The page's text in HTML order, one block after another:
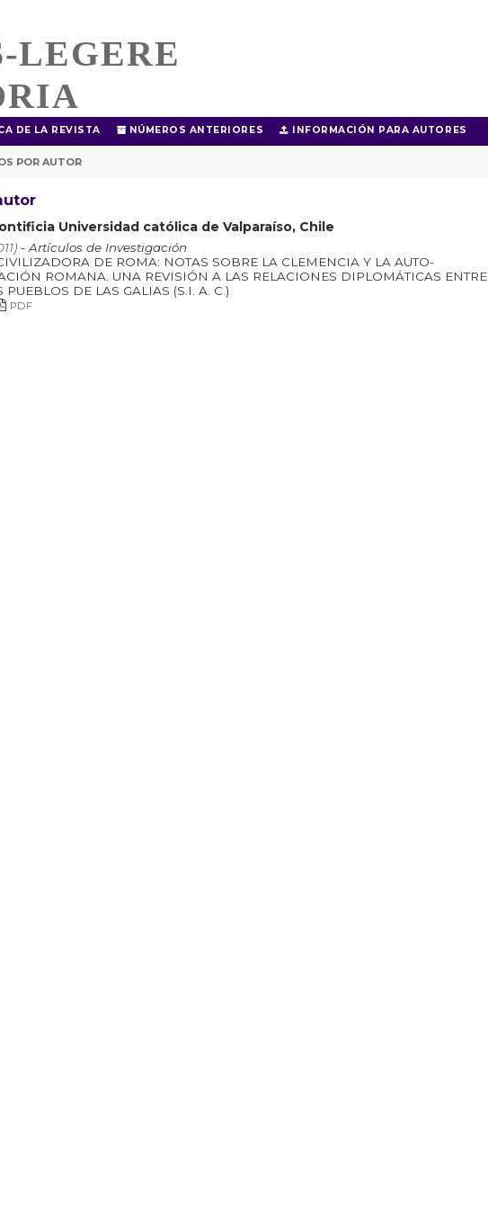
LEGERE
DE LA REVISTA NÚMEROS ANTERIORES INFORMACIÓN PARA AUTORES
POR AUTOR
Universidad católica de Valparaíso, Chile
- Artículos de Investigación
DE ROMA: NOTAS SOBRE LA CLEMENCIA Y LA AUTO-
ROMANA. UNA REVISIÓN A LAS RELACIONES DIPLOMÁTICAS ENTRE
PUEBLOS DE LAS GALIAS (S.I. A. C.)
PDF